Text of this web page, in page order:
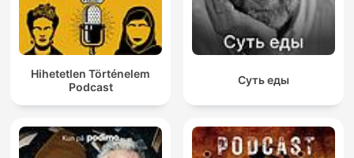
Hihetetlen Történelem
Podcast
Суть еды